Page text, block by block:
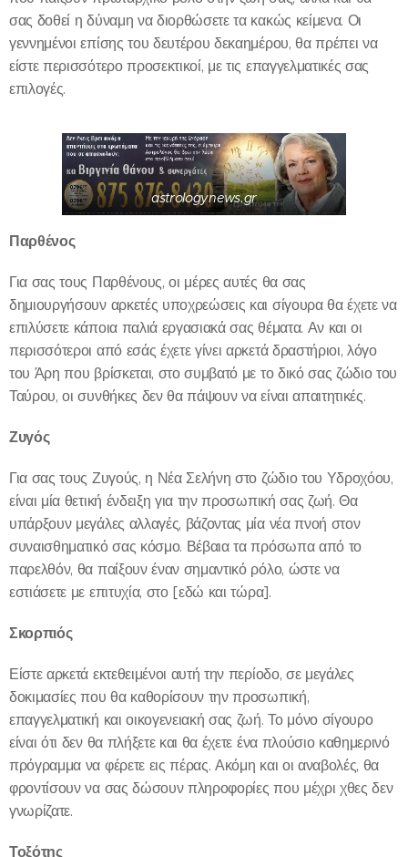
σας δοθεί η δύναμη να διορθώσετε τα κακώς κείμενα. Οι
γεννημένοι επίσης του δευτέρου δεκαημέρου, θα πρέπει να
είστε περισσότερο προσεκτικοί, με τις επαγγελματικές σας
επιλογές.
astrologynews.gr
Παρθένος
Για σας τους Παρθένους, οι μέρες αυτές θα σας
δημιουργήσουν αρκετές υποχρεώσεις και σίγουρα θα έχετε να
επιλύσετε κάποια παλιά εργασιακά σας θέματα. Αν και οι
περισσότεροι από εσάς έχετε γίνει αρκετά δραστήριοι, λόγο
του Άρη που βρίσκεται, στο συμβατό με το δικό σας ζώδιο του
Ταύρου, οι συνθήκες δεν θα πάψουν να είναι απαιτητικές.
Ζυγός
Για σας τους Ζυγούς, η Νέα Σελήνη στο ζώδιο του Υδροχόου,
είναι μία θετική ένδειξη για την προσωπική σας ζωή. Θα
υπάρξουν μεγάλες αλλαγές, βάζοντας μία νέα πνοή στον
συναισθηματικό σας κόσμο. Βέβαια τα πρόσωπα από το
παρελθόν, θα παίξουν έναν σημαντικό ρόλο, ώστε να
εστιάσετε με επιτυχία, στο [εδώ και τώρα].
Σκορπιός
Είστε αρκετά εκτεθειμένοι αυτή την περίοδο, σε μεγάλες
δοκιμασίες που θα καθορίσουν την προσωπική,
επαγγελματική και οικογενειακή σας ζωή. Το μόνο σίγουρο
είναι ότι δεν θα πλήξετε και θα έχετε ένα πλούσιο καθημερινό
πρόγραμμα να φέρετε εις πέρας. Ακόμη και οι αναβολές, θα
φροντίσουν να σας δώσουν πληροφορίες που μέχρι χθες δεν
γνωρίζατε.
Τοξότης